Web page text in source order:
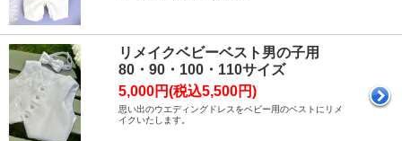
リメイクベビーベスト男の子用
80・90・100・110サイズ
5,000円(税込5,500円)
思い出のウエディングドレスをベビー用のベストにリメ
イクいたします。